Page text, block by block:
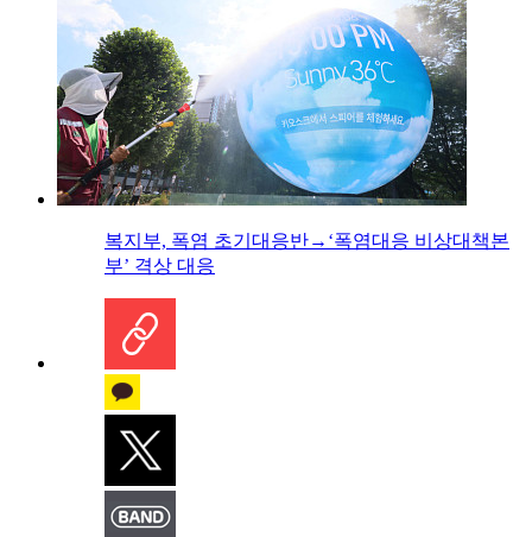
복지부, 폭염 초기대응반→‘폭염대응 비상대책본
부’ 격상 대응